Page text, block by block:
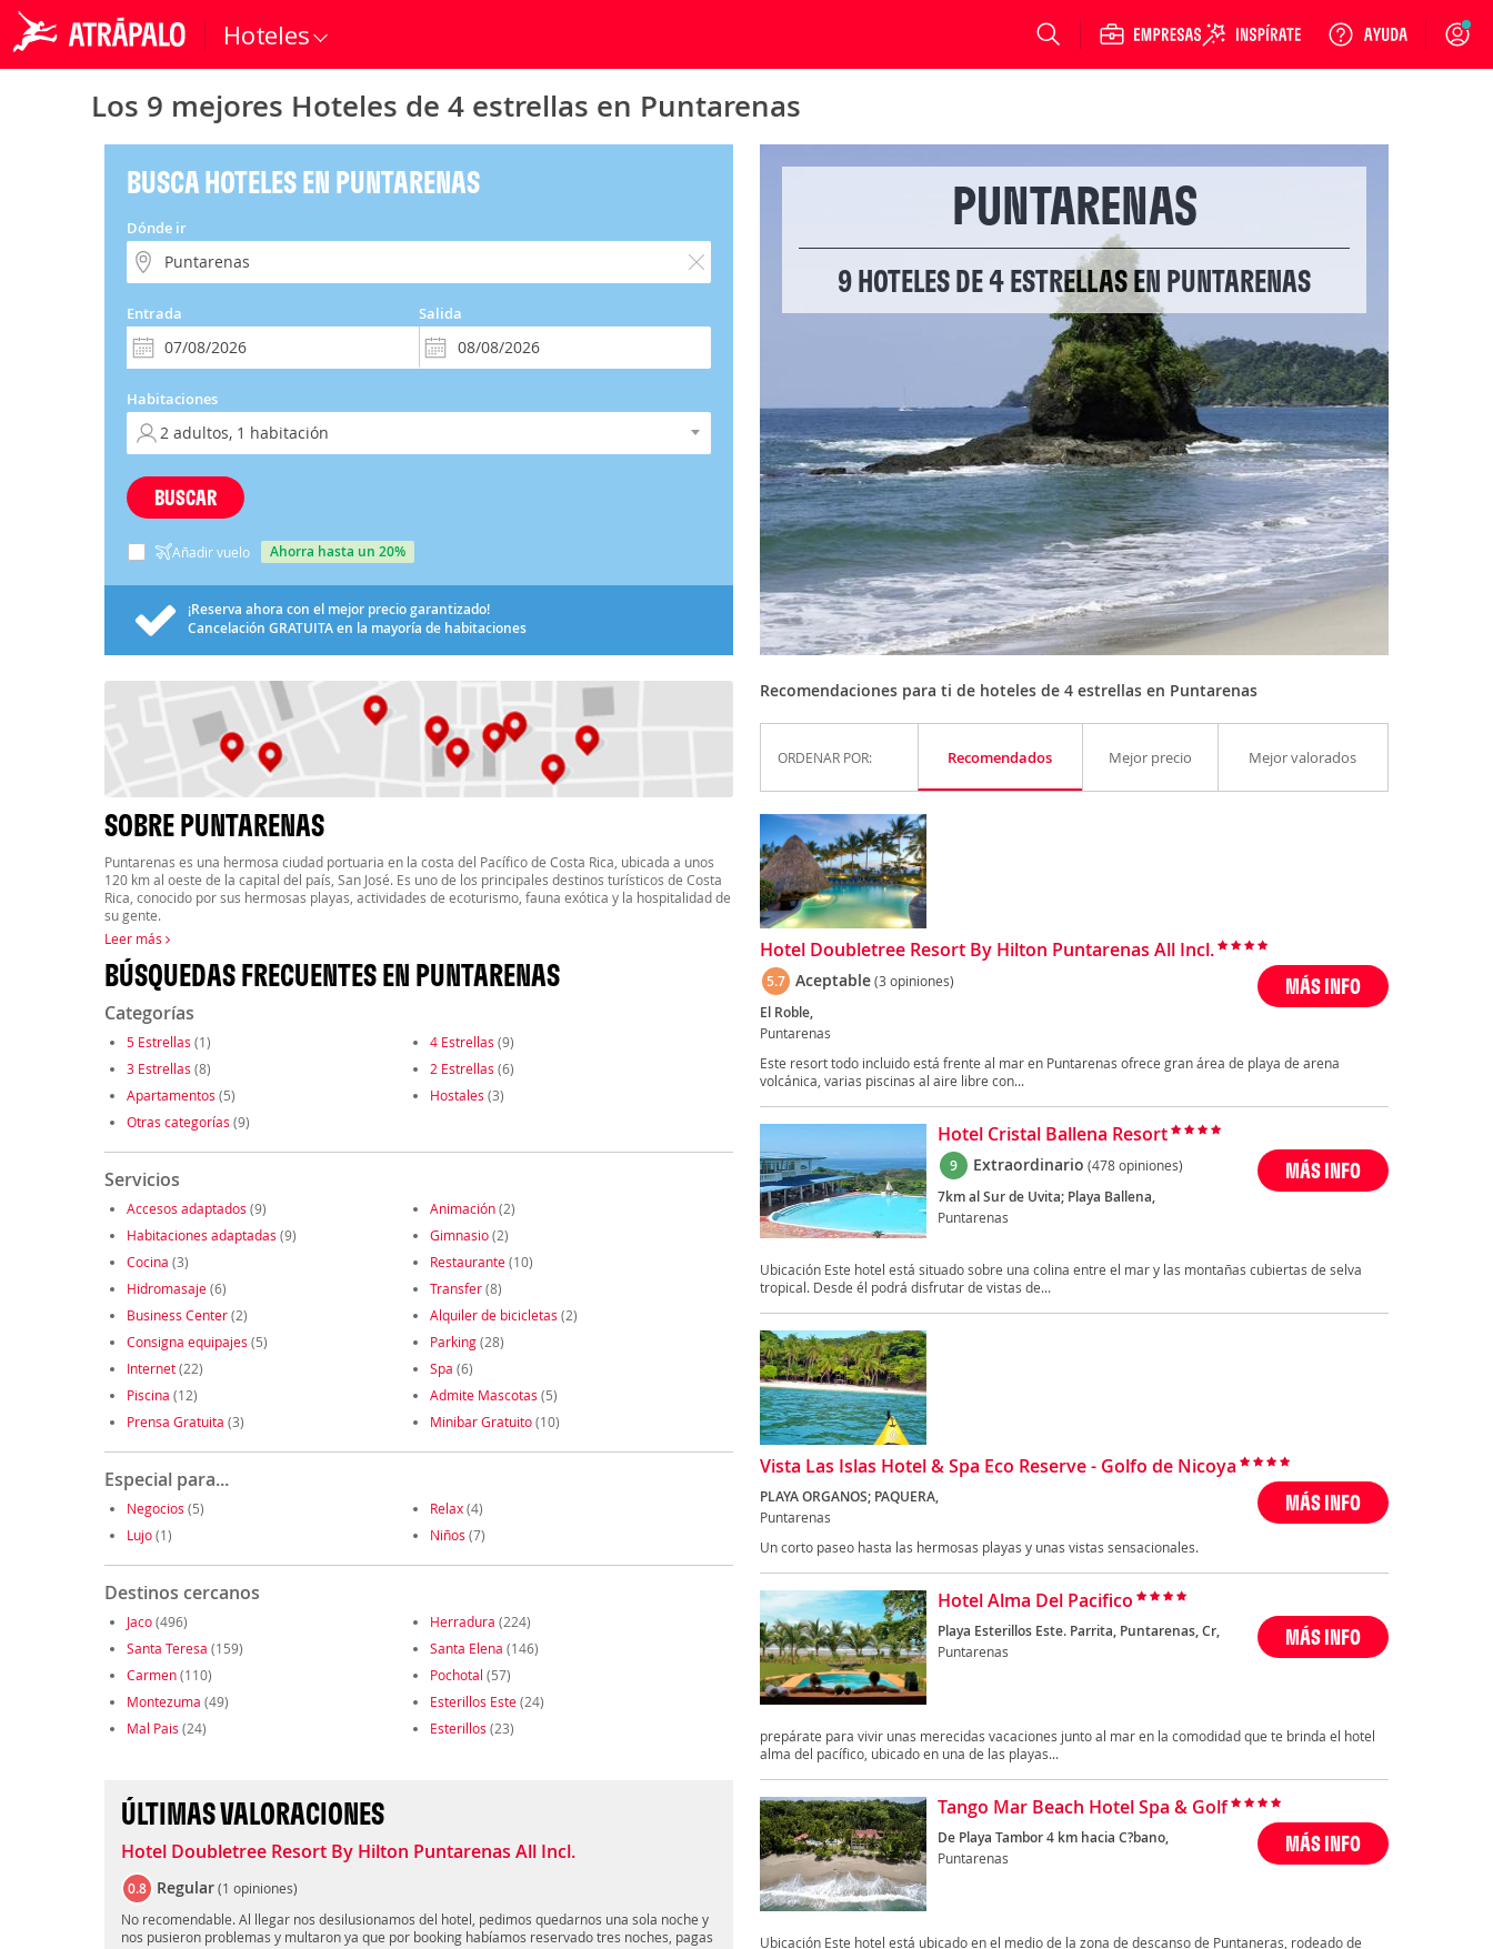
Hoteles Login
Los 9 mejores Hoteles de 4 estrellas en Puntarenas
BUSCA HOTELES EN PUNTARENAS
Dónde ir
Entrada Salida
Habitaciones
BUSCAR
Añadir vuelo ahorra hasta un 20%
¡Reserva ahora con el mejor precio garantizado!
Cancelación GRATUITAen la mayoría de habitaciones
SOBRE PUNTARENAS
Puntarenas es una hermosa ciudad portuaria en la costa del Pacífico de Costa Rica, ubicada a unos
120 km al oeste de la capital del país, San José. Es uno de los principales destinos turísticos de Costa
Rica, conocido por sus hermosas playas, actividades de ecoturismo, fauna exótica y la hospitalidad de
su gente.
Leer más
BÚSQUEDAS FRECUENTES EN PUNTARENAS
Categorías
5 Estrellas (1) 4 Estrellas (9)
3 Estrellas (8) 2 Estrellas (6)
Apartamentos (5) Hostales (3)
Otras categorías (9)
Servicios
Accesos adaptados (9) Animación(2)
Habitaciones adaptadas (9) Gimnasio(2)
Cocina (3) Restaurante(10)
Hidromasaje(6) Transfer(8)
Business Center(2) Alquiler de bicicletas (2)
Consigna equipajes (5) Parking(28)
Internet(22) Spa (6)
Piscina (12) Admite Mascotas (5)
Prensa Gratuita (3) Minibar Gratuito(10)
Especial para...
Negocios (5) Relax(4)
Lujo(1) Niños (7)
Destinos cercanos
Jaco(496) Herradura (224)
Santa Teresa (159) Santa Elena (146)
Carmen(110) Pochotal (57)
Montezuma (49) Esterillos Este(24)
Mal Pais (24) Esterillos (23)
ÚLTIMAS VALORACIONES
Hotel Doubletree Resort By Hilton Puntarenas All Incl.
0.8 Regular(1 opiniones)
No recomendable. Al llegar nos desilusionamos del hotel, pedimos quedarnos una sola noche y
nos pusieron problemas y multaron ya que por booking habíamos reservado tres noches, pagas
PUNTARENAS
9 HOTELES DE 4 ESTRELLAS EN PUNTARENAS
Recomendaciones para ti de hoteles de 4 estrellas en Puntarenas
ORDENAR POR: Recomendados Mejor precio Mejor valorados
Hotel Doubletree Resort By Hilton Puntarenas All Incl.
5.7 Aceptable(3 opiniones)
El Roble,
Puntarenas
MÁS INFO
Este resort todo incluido está frente al mar en Puntarenas ofrece gran área de playa de arena
volcánica, varias piscinas al aire libre con...
Hotel Cristal Ballena Resort
9 Extraordinario (478 opiniones)
7km al Sur de Uvita; Playa Ballena,
Puntarenas
MÁS INFO
Ubicación Este hotel está situado sobre una colina entre el mar y las montañas cubiertas de selva
tropical. Desde él podrá disfrutar de vistas de...
Vista Las Islas Hotel & Spa Eco Reserve - Golfo de Nicoya
PLAYA ORGANOS; PAQUERA,
Puntarenas
MÁS INFO
Un corto paseo hasta las hermosas playas y unas vistas sensacionales.
Hotel Alma Del Pacifico
Playa Esterillos Este. Parrita, Puntarenas, Cr,
Puntarenas
MÁS INFO
prepárate para vivir unas merecidas vacaciones junto al mar en la comodidad que te brinda el hotel
alma del pacífico, ubicado en una de las playas...
Tango Mar Beach Hotel Spa & Golf
De Playa Tambor 4 km hacia C?bano,
Puntarenas
MÁS INFO
Ubicación Este hotel está ubicado en el medio de la zona de descanso de Puntaneras, rodeado de